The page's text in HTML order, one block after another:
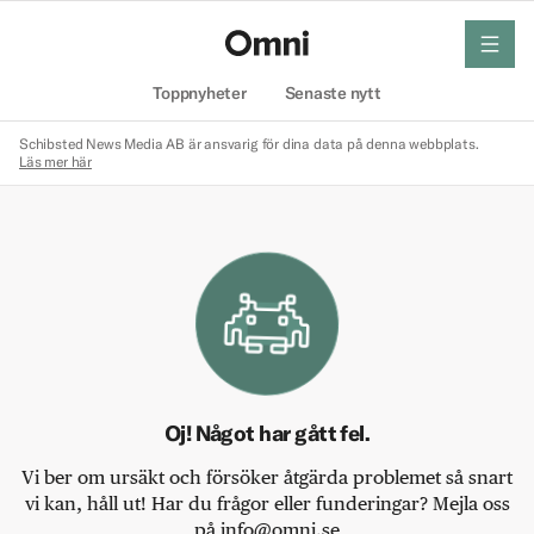
Toppnyheter Senaste nytt
meny
Schibsted News Media AB är ansvarig för dina data på denna webbplats.
Läs mer här
Oj! Något har gått fel.
Vi ber om ursäkt och försöker åtgärda problemet så snart
vi kan, håll ut! Har du frågor eller funderingar? Mejla oss